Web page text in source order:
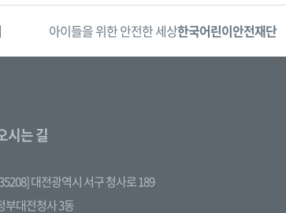
아이들을 위한 안전한 세상한국어린이안전재단
시는 길
대전광역시 서구 청사로 189
부대전청사 3동